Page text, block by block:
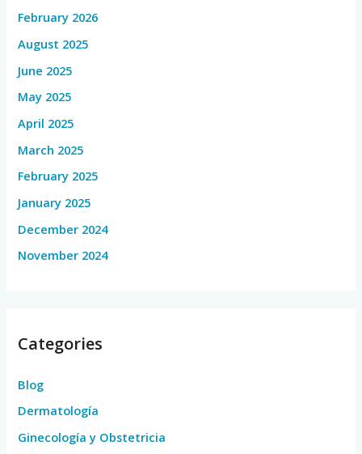
February 2026
August 2025
June 2025
May 2025
April 2025
March 2025
February 2025
January 2025
December 2024
November 2024
Categories
Blog
Dermatología
Ginecología y Obstetricia